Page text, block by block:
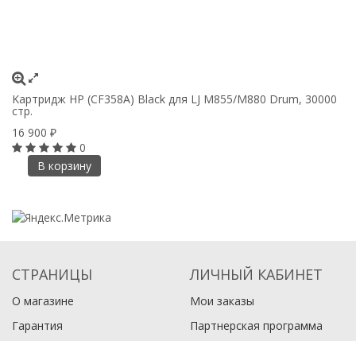
Kартридж HP (CF358A) Black для LJ M855/M880 Drum, 30000
стр.
16 900 ₽
0
В корзину
СТРАНИЦЫ
О магазине
Гарантия
ЛИЧНЫЙ КАБИНЕТ
Мои заказы
Партнерская программа